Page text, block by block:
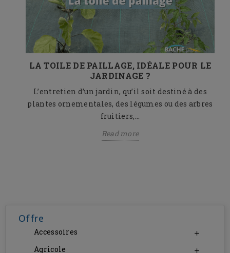
LA TOILE DE PAILLAGE, IDÉALE POUR LE
JARDINAGE ?
L’entretien d’un jardin, qu’il soit destiné à des
plantes ornementales, des légumes ou des arbres
fruitiers,...
Read more
Offre
Accessoires 
Agricole 